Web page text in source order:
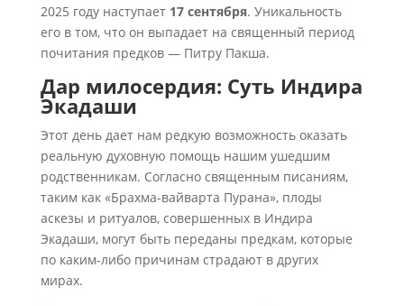
2025 году наступает 17 сентября. Уникальность
его в том, что он выпадает на священный период
почитания предков — Питру Пакша.
Дар милосердия: Суть Индира
Экадаши
Этот день дает нам редкую возможность оказать
реальную духовную помощь нашим ушедшим
родственникам. Согласно священным писаниям,
таким как «Брахма-вайварта Пурана», плоды
аскезы и ритуалов, совершенных в Индира
Экадаши, могут быть переданы предкам, которые
по каким-либо причинам страдают в других
мирах.